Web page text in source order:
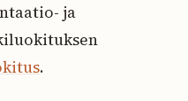
ja
.